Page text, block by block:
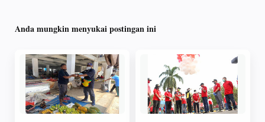
Anda mungkin menyukai postingan ini